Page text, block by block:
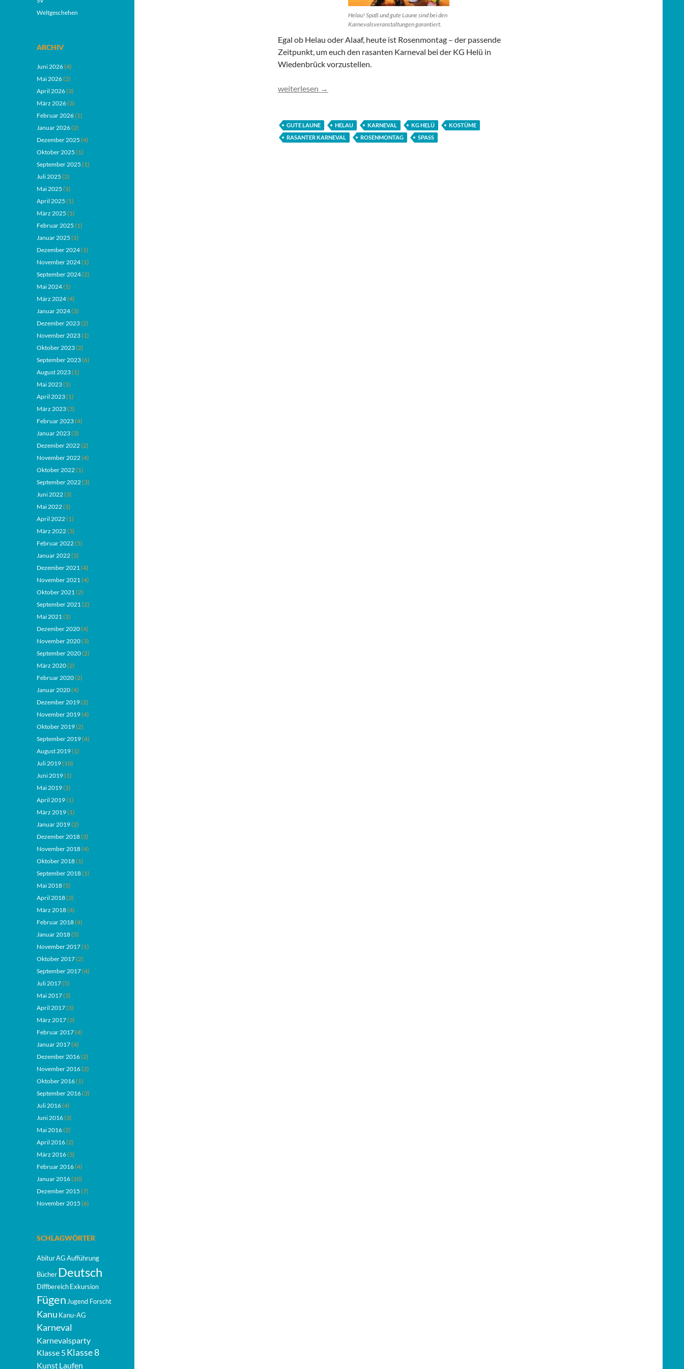
Helau! Spaß und gute Laune sind bei den
Karnevalsveranstaltungen garantiert.
Egal ob Helau oder Alaaf, heute ist Rosenmontag – der passende
Zeitpunkt, um euch den rasanten Karneval bei der KG Helü in
Wiedenbrück vorzustellen.
Der rasante Karneval in der KG Helü
weiterlesen →
GUTE LAUNE HELAU KARNEVAL KG HELÜ
KOSTÜME
RASANTER KARNEVAL
ROSENMONTAG SPASS
Weltgeschehen
ARCHIV
Juni 2026(4)
Mai 2026(2)
April 2026(3)
März 2026(3)
Februar 2026(1)
Januar 2026(2)
Dezember 2025 (4)
Oktober 2025 (1)
September 2025 (1)
Juli 2025 (2)
Mai 2025 (1)
April 2025 (1)
März 2025 (1)
Februar 2025 (1)
Januar 2025 (1)
Dezember 2024(1)
November 2024(1)
September 2024(2)
Mai 2024(1)
März 2024(4)
Januar 2024(3)
Dezember 2023(2)
November 2023(1)
Oktober 2023(2)
September 2023(6)
August 2023(1)
Mai 2023(1)
April 2023(1)
März 2023(3)
Februar 2023(4)
Januar 2023(3)
Dezember 2022(2)
November 2022(4)
Oktober 2022(1)
September 2022(3)
Juni 2022(3)
Mai 2022(1)
April 2022(1)
März 2022(3)
Februar 2022(5)
Januar 2022(3)
Dezember 2021(4)
November 2021(4)
Oktober 2021(2)
September 2021(2)
Mai 2021(1)
Dezember 2020(4)
November 2020(3)
September 2020(2)
März 2020(2)
Februar 2020(2)
Januar 2020(4)
Dezember 2019(2)
November 2019(4)
Oktober 2019(2)
September 2019(4)
August 2019(1)
Juli 2019(10)
Juni 2019(1)
Mai 2019(1)
April 2019(1)
März 2019(1)
Januar 2019(2)
Dezember 2018(3)
November 2018(4)
Oktober 2018(1)
September 2018(1)
Mai 2018(5)
April 2018(3)
März 2018(4)
Februar 2018(4)
Januar 2018(5)
November 2017(1)
Oktober 2017(2)
September 2017(4)
Juli 2017(5)
Mai 2017(3)
April 2017(3)
März 2017(3)
Februar 2017(4)
Januar 2017(4)
Dezember 2016(2)
November 2016(2)
Oktober 2016(1)
September 2016(3)
Juli 2016(4)
Juni 2016(3)
Mai 2016(2)
April 2016(2)
März 2016(3)
Februar 2016(4)
Januar 2016(10)
Dezember 2015 (7)
November 2015 (6)
SCHLAGWÖRTER
AbiturAGAufführung
Bücher Deutsch
DiffbereichExkursion
Fügen Jugend Forscht
Kanu Kanu-AG
Karneval
Karnevalsparty
Klasse 5Klasse 8
KunstLaufen